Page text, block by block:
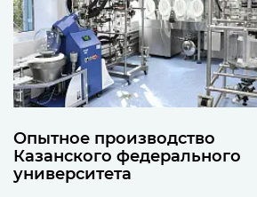
Опытное производство
Казанского федерального
университета